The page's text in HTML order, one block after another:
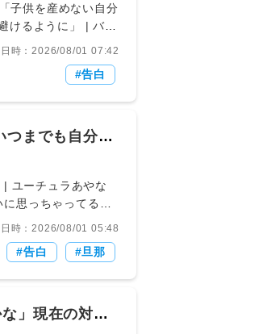
ドを始めちゃったわ
供を産めない自分
けるように」 | バラ
で早発閉経と診断
ーッと熱くなって汗
決まった時間に排
ったりとかして、避
千種さんは「『自分
1人で生きていくほ
時：2026/08/01 07:42
告白
つまでも自分の
ユーチュラあやな
思っちゃってる」 -
に「あやなん」
動画で新しい彼女と
しています。あやな
時：2026/08/01 05:48
告白 旦那
」現在の対策